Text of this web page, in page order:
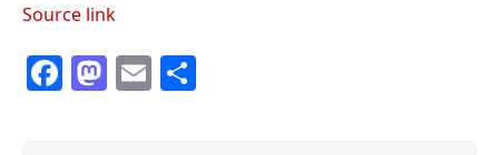
Source link
F
M E